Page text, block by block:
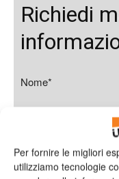
Per fornire le migliori
utilizziamo tecnologie
Richiedi
Nome*
Cognome*